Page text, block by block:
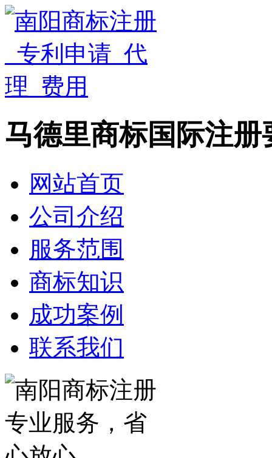
马德里商标国际注
网站首页
公司介绍
服务范围
商标知识
成功案例
联系我们